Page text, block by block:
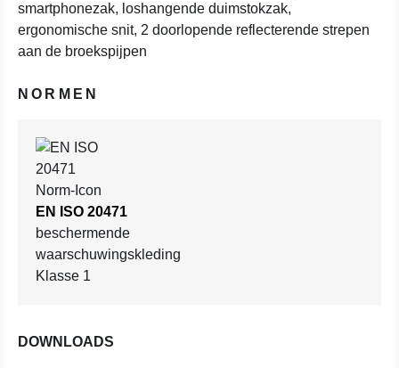
smartphonezak, loshangende duimstokzak,
ergonomische snit, 2 doorlopende reflecterende strepen
aan de broekspijpen
NORMEN
EN ISO 20471
beschermende
waarschuwingskleding
Klasse 1
DOWNLOADS